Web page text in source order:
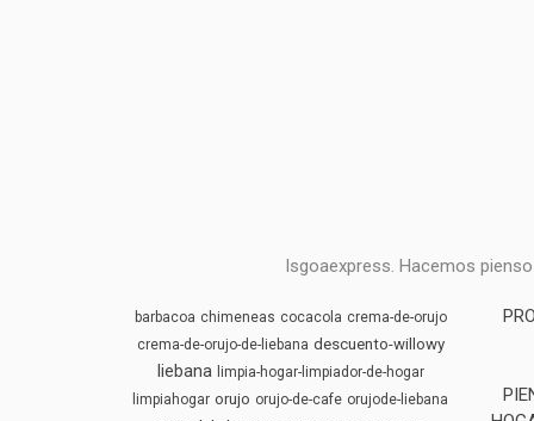
Isgoaexpress. Hacemos
barbacoa chimeneas cocacola crema-de-orujo
crema-de-orujo-de-liebana descuento-willowy
liebana limpia-hogar-limpiador-de-hogar
limpiahogar orujo orujo-de-cafe orujode-liebana